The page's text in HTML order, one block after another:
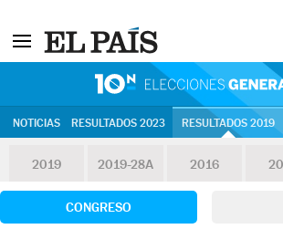
NOTICIAS RESULTADOS 2023 RESULTADOS 2019
2019 2019-28A 2016
CONGRESO